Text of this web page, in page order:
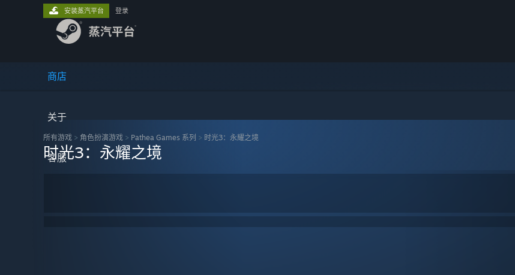
商店
关于
客服
安装蒸汽平台 登录
所有游戏 > 角色扮演‎游戏 > Pathea Games 系列 > 时光3：永耀之境
时光3：永耀之境